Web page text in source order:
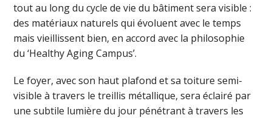
tout au long du cycle de vie du bâtiment sera visible :
des matériaux naturels qui évoluent avec le temps
mais vieillissent bien, en accord avec la philosophie
du ‘Healthy Aging Campus’.
Le foyer, avec son haut plafond et sa toiture semi-
visible à travers le treillis métallique, sera éclairé par
une subtile lumière du jour pénétrant à travers les